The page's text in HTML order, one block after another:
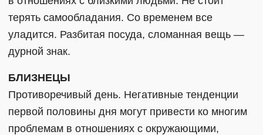
терять самообладания. Со временем все
уладится. Разбитая посуда, сломанная вещь —
дурной знак.
БЛИЗНЕЦЫ
Противоречивый день. Негативные тенденции
первой половины дня могут привести ко многим
проблемам в отношениях с окружающими,